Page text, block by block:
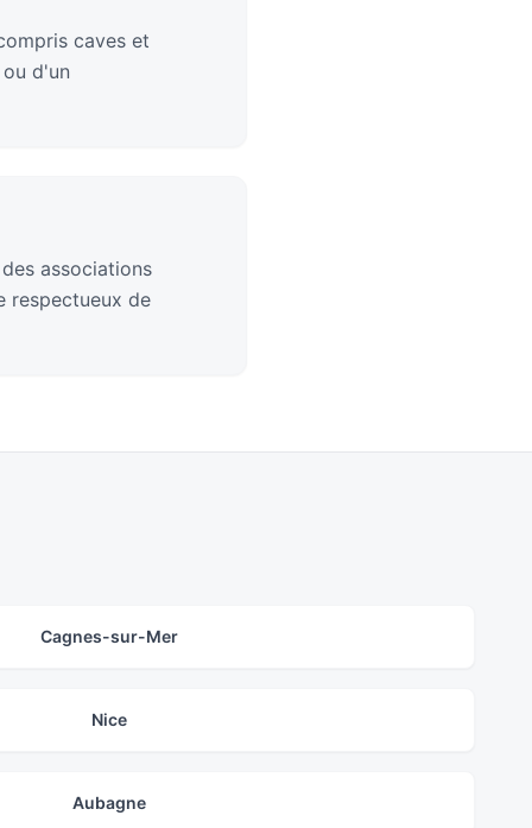
caves et
d'un
associations
respectueux de
Cagnes-sur-Mer
Nice
Aubagne